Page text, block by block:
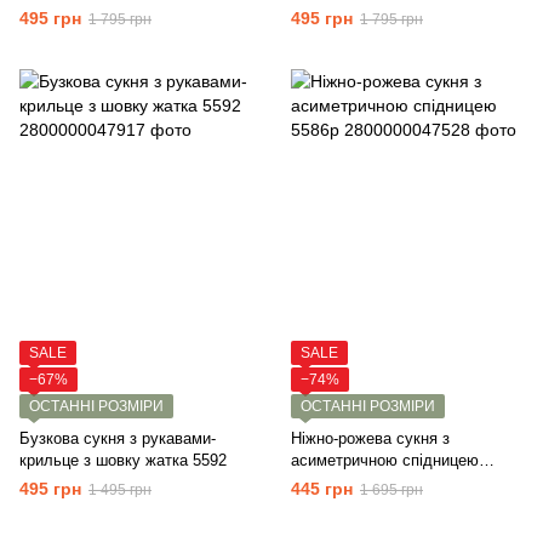
495 грн 1 795 грн 495 грн 1 795 грн
SALE
−67%
ОСТАННІ РОЗМІРИ
Бузкова сукня з рукавами-
крильце з шовку жатка 5592
495 грн 1 495 грн
SALE
−74%
ОСТАННІ РОЗМІРИ
Ніжно-рожева сукня з
асиметричною спідницею
5586p
445 грн 1 695 грн